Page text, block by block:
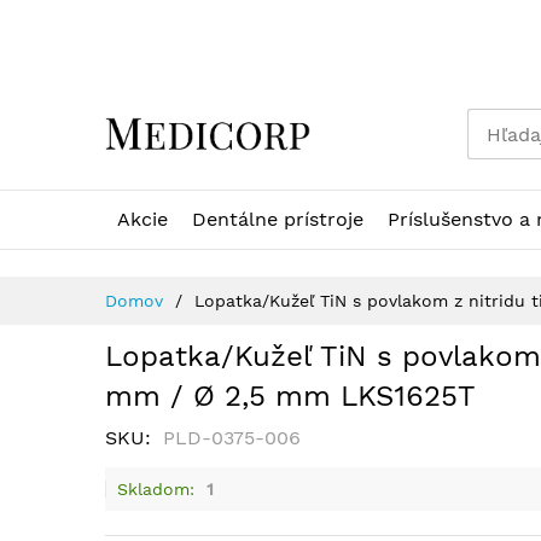
Akcie Dentálne prístroje Príslušenstvo a
Domov Lopatka/Kužeľ TiN s povlakom z nitridu
Lopatka/Kužeľ TiN s
mm / Ø 2,5 mm LKS1625T
SKU PLD-0375-006
Skladom 1